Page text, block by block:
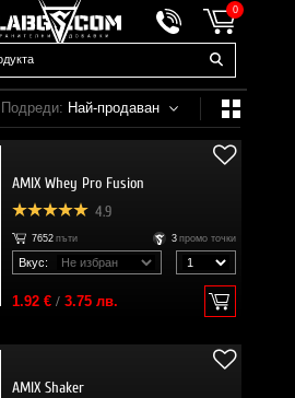
0
Подреди: Най-продаван
AMIX Whey Pro Fusion
4.9
7652 пъти 3 промо точки
Вкус:
1.92 €/ 3.75 лв.
AMIX Shaker